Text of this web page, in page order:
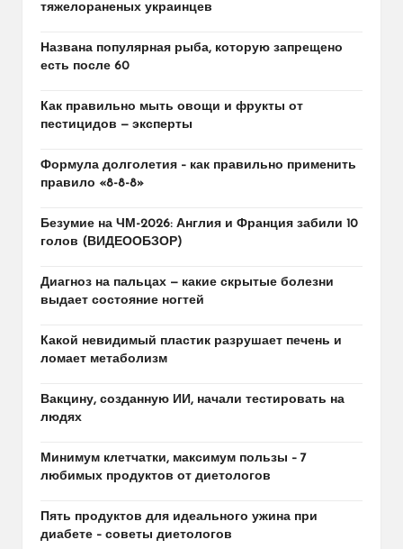
тяжелораненых украинцев
Названа популярная рыба, которую запрещено
есть после 60
Как правильно мыть овощи и фрукты от
пестицидов — эксперты
Формула долголетия – как правильно применить
правило «8-8-8»
Безумие на ЧМ-2026: Англия и Франция забили 10
голов (ВИДЕООБЗОР)
Диагноз на пальцах — какие скрытые болезни
выдает состояние ногтей
Какой невидимый пластик разрушает печень и
ломает метаболизм
Вакцину, созданную ИИ, начали тестировать на
людях
Минимум клетчатки, максимум пользы – 7
любимых продуктов от диетологов
Пять продуктов для идеального ужина при
диабете – советы диетологов